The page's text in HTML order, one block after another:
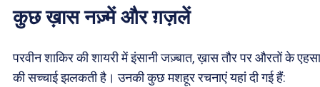
कुछ ख़ास नज़्में और ग़ज़लें
परवीन शाकिर की शायरी में इंसानी जज़्बात, ख़ास तौर पर औरतों के
की सच्चाई झलकती है। उनकी कुछ मशहूर रचनाएं यहां दी गई हैं: